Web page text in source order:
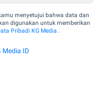
menyetujui bahwa data dan
digunakan untuk memberikan
Pribadi KG Media .
Media ID